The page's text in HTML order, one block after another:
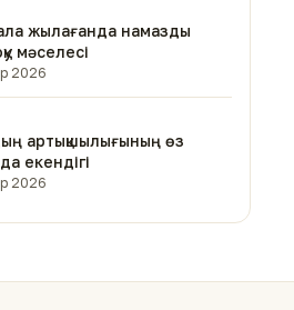
жылағанда намазды
мәселесі
2026
артықшылығының өз
екендігі
2026